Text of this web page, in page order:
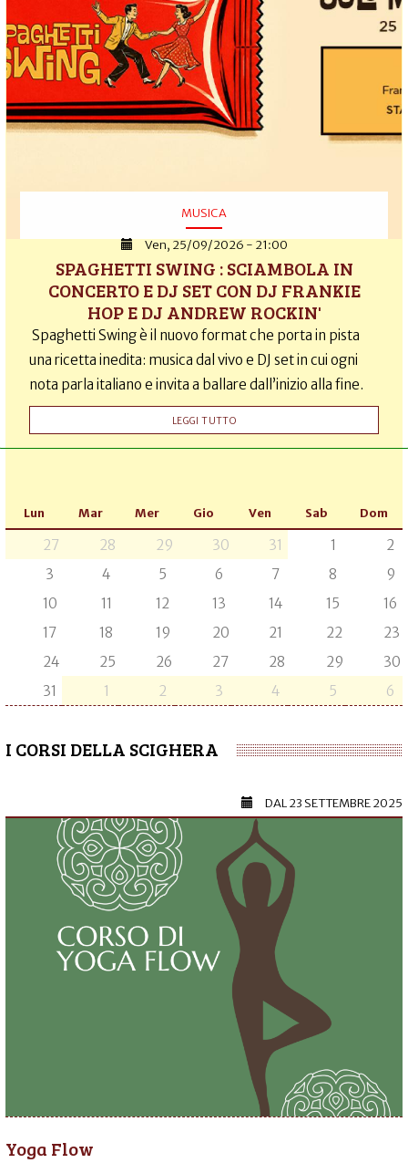
MUSICA
Ven, 25/09/2026 - 21:00
SPAGHETTI SWING : SCIAMBOLA IN
CONCERTO E DJ SET CON DJ FRANKIE
HOP E DJ ANDREW ROCKIN'
Spaghetti Swing è il nuovo format che porta in pista
una ricetta inedita: musica dal vivo e DJ set in cui ogni
nota parla italiano e invita a ballare dall’inizio alla fine.
LEGGI TUTTO
Lun Mar Mer Gio Ven Sab Dom
27 28 29 30 31 1
2
3
4 5 6 7 8
9
10
11 12 13 14 15
16
17
18 19 20 21 22
23
24
25 26 27 28 29
30
31
1 2 3 4 5 6
I CORSI DELLA SCIGHERA
DAL23 SETTEMBRE 2025
Yoga Flow